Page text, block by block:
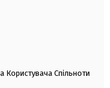
Користувача Спільноти